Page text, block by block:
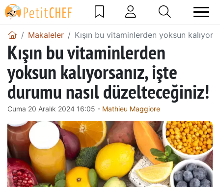
Makaleler Kışın bu vitaminlerden yoksun
Kışın bu vitaminlerden
yoksun kalıyorsanız, işte
durumu nasıl düzelteceğiniz!
Cuma 20 Aralık 2024 16:05 - Mathieu Maggiore